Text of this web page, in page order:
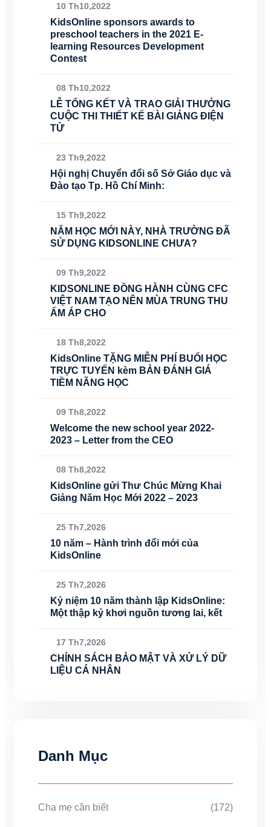
10 Th10,2022
KidsOnline sponsors awards to
preschool teachers in the 2021 E-
learning Resources Development
Contest
08 Th10,2022
LỄ TỔNG KẾT VÀ TRAO GIẢI THƯỞNG
CUỘC THI THIẾT KẾ BÀI GIẢNG ĐIỆN
TỬ
23 Th9,2022
Hội nghị Chuyển đổi số Sở Giáo dục và
Đào tạo Tp. Hồ Chí Minh:
15 Th9,2022
NĂM HỌC MỚI NÀY, NHÀ TRƯỜNG ĐÃ
SỬ DỤNG KIDSONLINE CHƯA?
09 Th9,2022
KIDSONLINE ĐỒNG HÀNH CÙNG CFC
VIỆT NAM TẠO NÊN MÙA TRUNG THU
ẤM ÁP CHO
18 Th8,2022
KidsOnline TẶNG MIỄN PHÍ BUỔI HỌC
TRỰC TUYẾN kèm BẢN ĐÁNH GIÁ
TIỀM NĂNG HỌC
09 Th8,2022
Welcome the new school year 2022-
2023 – Letter from the CEO
08 Th8,2022
KidsOnline gửi Thư Chúc Mừng Khai
Giảng Năm Học Mới 2022 – 2023
25 Th7,2026
10 năm – Hành trình đổi mới của
KidsOnline
25 Th7,2026
Kỷ niệm 10 năm thành lập KidsOnline:
Một thập kỷ khơi nguồn tương lai, kết
17 Th7,2026
CHÍNH SÁCH BẢO MẬT VÀ XỬ LÝ DỮ
LIỆU CÁ NHÂN
Danh Mục
Cha mẹ cần biết (172)